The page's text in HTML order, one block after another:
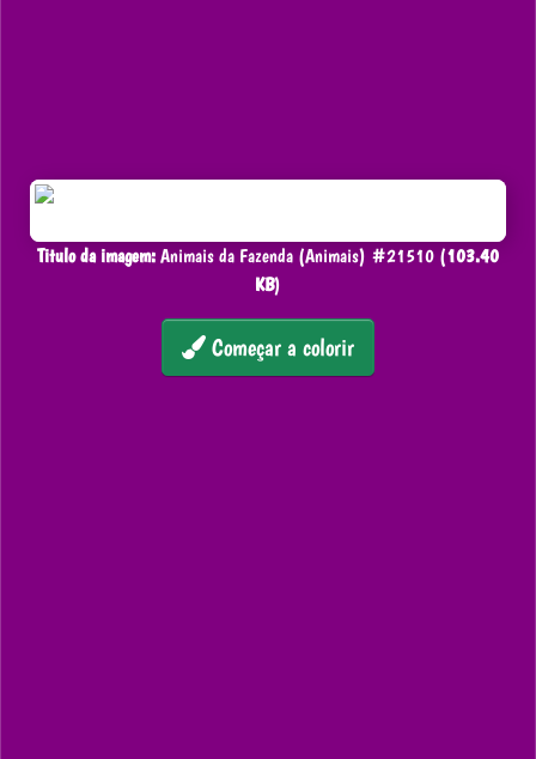
Titulo da imagem: Animais da Fazenda (Animais) #21510 (103.40
KB)
Começar a colorir